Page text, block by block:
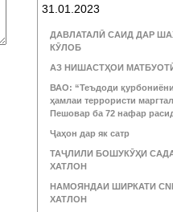
31.01.2023
ДАВЛАТАЛӢ САИД ДАР
КӮЛОБ
АЗ НИШАСТҲОИ
ВАО: “Теъдоди қурбониёни
ҳамлаи террористи
Пешовар ба 72 нафар
Ҷаҳон дар як сатр
ТАҶЛИЛИ БОШУКӮҲИ
ХАТЛОН
НАМОЯНДАИ ШИРКАТИ
ХАТЛОН